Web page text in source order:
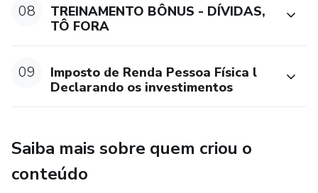
08
TREINAMENTO BÔNUS - DÍVIDAS,
TÔ FORA
09
Imposto de Renda Pessoa Física l
Declarando os investimentos
Saiba mais sobre quem criou o
conteúdo